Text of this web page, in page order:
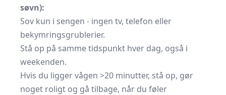
søvn):
Sov kun i sengen - ingen tv, telefon eller
bekymrings­grublerier.
Stå op på samme tidspunkt hver dag, også i
weekenden.
Hvis du ligger vågen >20 minutter, stå op, gør
noget roligt og gå tilbage, når du føler